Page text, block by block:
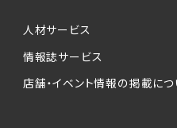
人材サービス
情報誌サービス
店舗・イベント情報の掲載につ